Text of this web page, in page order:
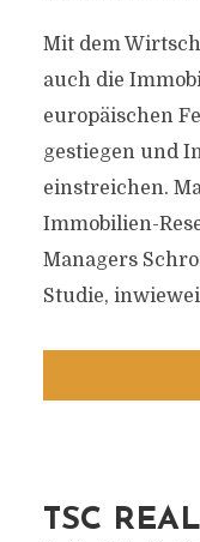
Mit dem
auch die
europäischen
gestiegen und
einstreichen.
Immobilien-
Managers
Studie,
TSC